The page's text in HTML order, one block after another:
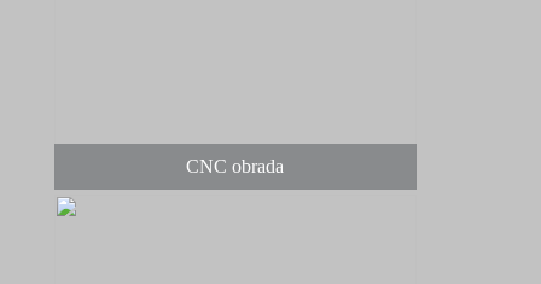
CNC obrada